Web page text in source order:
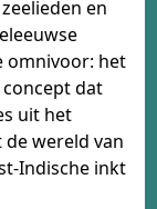
en
omnivoor: het
dat
uit het
wereld van
Indische inkt